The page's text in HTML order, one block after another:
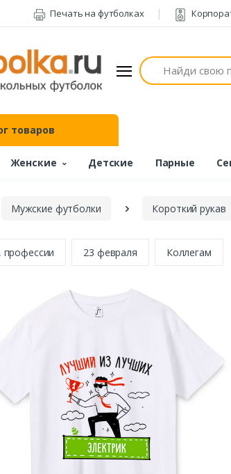
Печать на футболках
Поиск
товаров
Женские Детские Парные
Мужские футболки Короткий рукав
профессии 23 февраля Коллегам